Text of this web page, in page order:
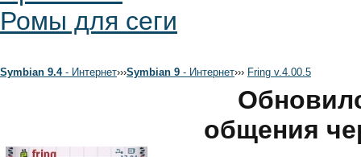
Ромы для сеги
Symbian 9.4- Интернет›››Symbian 9 - Интернет››› Fring v.4.00.5
общения